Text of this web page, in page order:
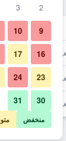
2
3
9
10
16
17
23
24
30
31
منخفض